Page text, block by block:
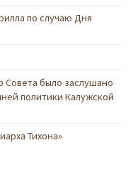
по случаю Дня
Совета было заслушано
политики Калужской
Тихона»